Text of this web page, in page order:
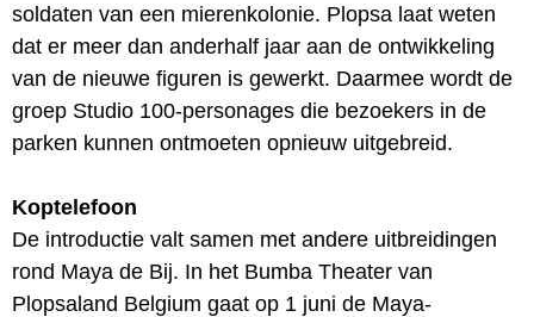
soldaten van een mierenkolonie. Plopsa laat weten
dat er meer dan anderhalf jaar aan de ontwikkeling
van de nieuwe figuren is gewerkt. Daarmee wordt de
groep Studio 100-personages die bezoekers in de
parken kunnen ontmoeten opnieuw uitgebreid.
Koptelefoon
De introductie valt samen met andere uitbreidingen
rond Maya de Bij. In het Bumba Theater van
Plopsaland Belgium gaat op 1 juni de Maya-